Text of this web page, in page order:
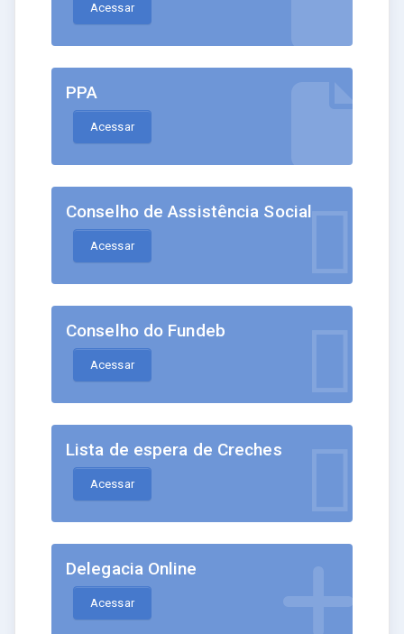
Acessar
PPA
Acessar
Conselho de Assistência Social
Acessar
Conselho do Fundeb
Acessar
Lista de espera de Creches
Acessar
Delegacia Online
Acessar